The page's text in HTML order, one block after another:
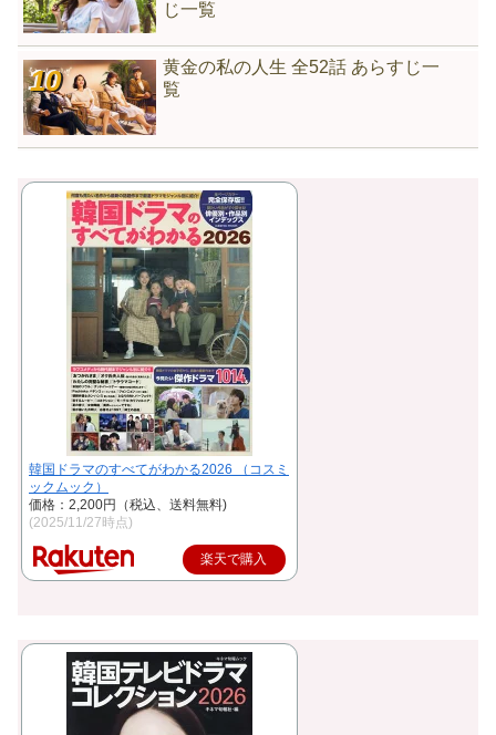
じ一覧
黄金の私の人生 全52話 あらすじ一
覧
韓国ドラマのすべてがわかる2026 （コスミ
ックムック）
価格：2,200円（税込、送料無料)
(2025/11/27時点)
楽天で購入